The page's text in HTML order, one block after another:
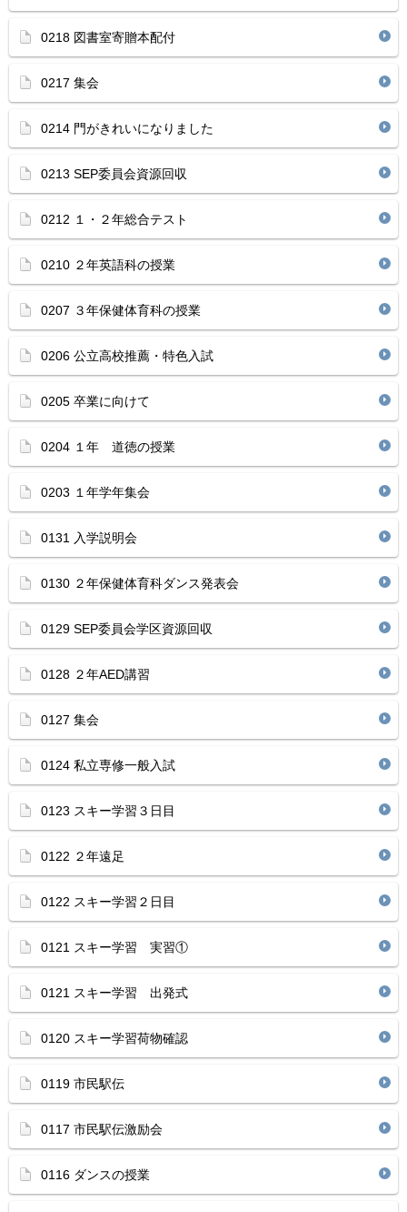
0218 図書室寄贈本配付
0217 集会
0214 門がきれいになりました
0213 SEP委員会資源回収
0212 １・２年総合テスト
0210 ２年英語科の授業
0207 ３年保健体育科の授業
0206 公立高校推薦・特色入試
0205 卒業に向けて
0204 １年 道徳の授業
0203 １年学年集会
0131 入学説明会
0130 ２年保健体育科ダンス発表会
0129 SEP委員会学区資源回収
0128 ２年AED講習
0127 集会
0124 私立専修一般入試
0123 スキー学習３日目
0122 ２年遠足
0122 スキー学習２日目
0121 スキー学習 実習①
0121 スキー学習 出発式
0120 スキー学習荷物確認
0119 市民駅伝
0117 市民駅伝激励会
0116 ダンスの授業